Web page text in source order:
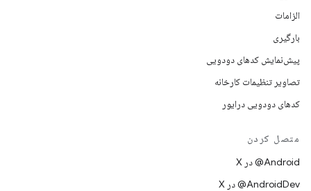
الزامات
بارگیری
پیش‌نمایش کدهای دودویی
تصاویر تنظیمات کارخانه
کدهای دودویی درایور
متصل کردن
‫‎@Android در X
‫‎@AndroidDev در X